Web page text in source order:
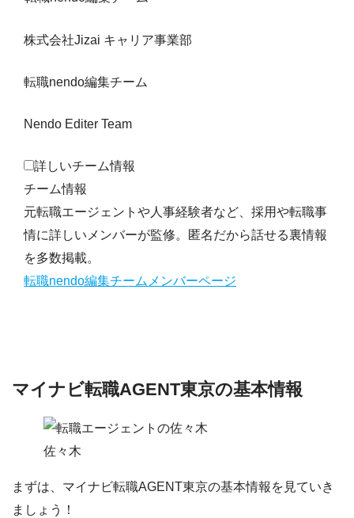
株式会社Jizai キャリア事業部
転職nendo編集チーム
Nendo Editer Team
詳しいチーム情報
チーム情報
元転職エージェントや人事経験者など、採用や転職事
情に詳しいメンバーが監修。匿名だから話せる裏情報
を多数掲載。
転職nendo編集チームメンバーページ
マイナビ転職AGENT東京の基本情報
佐々木
まずは、マイナビ転職AGENT東京の基本情報を見ていき
ましょう！